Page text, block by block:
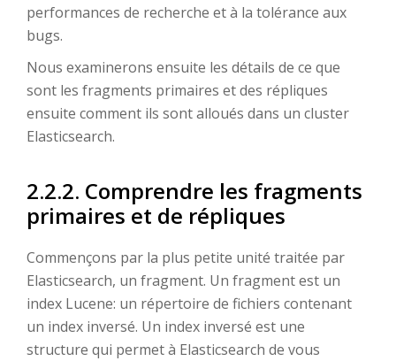
performances de recherche et à la tolérance aux
bugs.
Nous examinerons ensuite les détails de ce que
sont les fragments primaires et des répliques
ensuite comment ils sont alloués dans un cluster
Elasticsearch.
2.2.2. Comprendre les fragments
primaires et de répliques
Commençons par la plus petite unité traitée par
Elasticsearch, un fragment. Un fragment est un
index Lucene: un répertoire de fichiers contenant
un index inversé. Un index inversé est une
structure qui permet à Elasticsearch de vous